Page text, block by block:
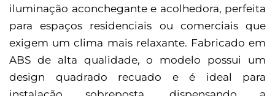
iluminação aconchegante e acolhedora, perfeita
para espaços residenciais ou comerciais que
exigem um clima mais relaxante. Fabricado em
ABS de alta qualidade, o modelo possui um
design quadrado recuado e é ideal para